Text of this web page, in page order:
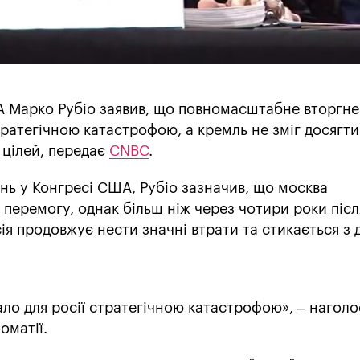
Рубіо заявив, що повномасштабне
катастрофою, а кремль не зміг досягти
передає CNBC.
у Конгресі США, Рубіо зазначив, що москва
однак більш ніж через чотири роки
продовжує нести значні втрати та стикається з
для росії стратегічною катастрофою», –